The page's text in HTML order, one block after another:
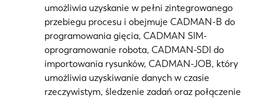
umożliwia uzyskanie w pełni zintegrowanego
przebiegu procesu i obejmuje CADMAN-B do
programowania gięcia, CADMAN SIM-
oprogramowanie robota, CADMAN-SDI do
importowania rysunków, CADMAN-JOB, który
umożliwia uzyskiwanie danych w czasie
rzeczywistym, śledzenie zadań oraz połączenie